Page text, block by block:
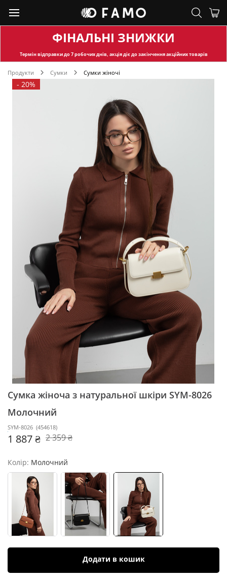
ФІНАЛЬНІ ЗНИЖКИ
Термін відправкидо 7 робочих днів, акція діє до закінчення акційних товарів
Продукти Сумки Сумки жіночі
- 20%
Сумка жіноча з натуральної шкіри SYM-8026
Молочний
SYM-8026 (454618)
1 887 ₴ 2 359 ₴
Колір: Молочний
Додати в кошик